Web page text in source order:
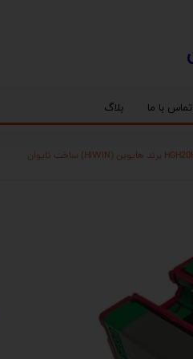
تماس با ما بلاگ